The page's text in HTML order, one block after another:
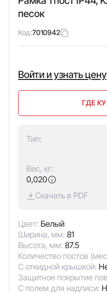
песок
Код:7010942
Войти и узнать цену
ГДЕ
Тип:
Вес, кг:
0,020
Скачать в PDF
Цвет: Белый
Ширина, мм: 81
Высота, мм: 87.5
Количество постов
С откидной крышкой:
Защитное покрытие
С полем для надписи: